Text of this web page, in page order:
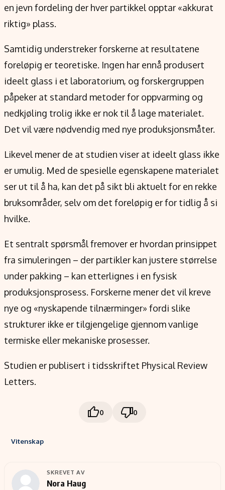
en jevn fordeling der hver partikkel opptar «akkurat
riktig» plass.
Samtidig understreker forskerne at resultatene
foreløpig er teoretiske. Ingen har ennå produsert
ideelt glass i et laboratorium, og forskergruppen
påpeker at standard metoder for oppvarming og
nedkjøling trolig ikke er nok til å lage materialet.
Det vil være nødvendig med nye produksjonsmåter.
Likevel mener de at studien viser at ideelt glass ikke
er umulig. Med de spesielle egenskapene materialet
ser ut til å ha, kan det på sikt bli aktuelt for en rekke
bruksområder, selv om det foreløpig er for tidlig å si
hvilke.
Et sentralt spørsmål fremover er hvordan prinsippet
fra simuleringen – der partikler kan justere størrelse
under pakking – kan etterlignes i en fysisk
produksjonsprosess. Forskerne mener det vil kreve
nye og «nyskapende tilnærminger» fordi slike
strukturer ikke er tilgjengelige gjennom vanlige
termiske eller mekaniske prosesser.
Studien er publisert i tidsskriftet Physical Review
Letters.
0 0
Vitenskap
SKREVET AV
Nora Haug